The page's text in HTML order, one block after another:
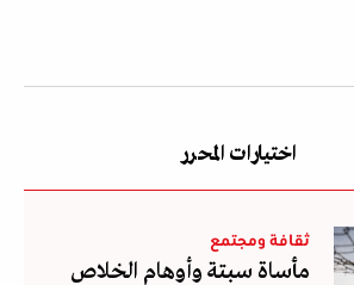
اختيارات المحرر
ثقافة ومجتمع
مأساة سبتة وأوهام الخلاص